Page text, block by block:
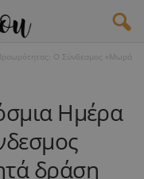
Ο Σύνδεσμος «Μωρά
Ημέρα
δράση